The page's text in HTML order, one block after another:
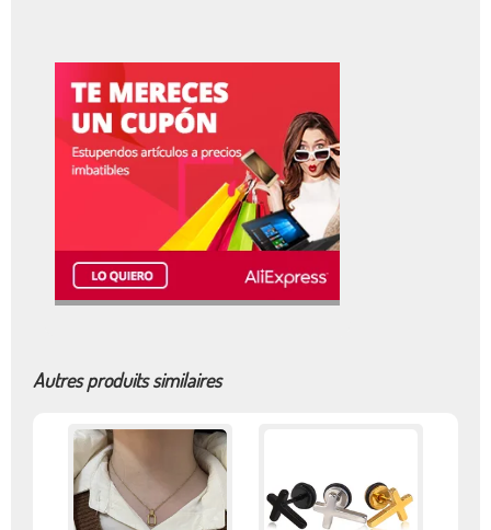
Autres produits similaires